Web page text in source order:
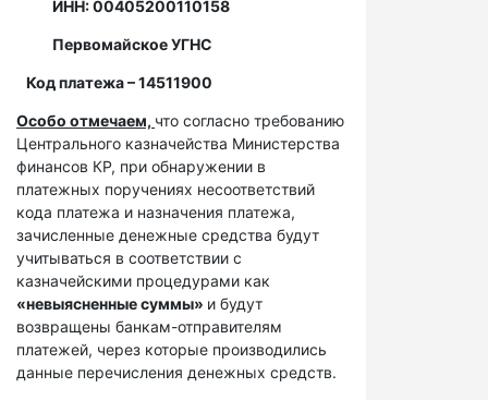
ИНН: 00405200110158
Первомайское УГНС
Код платежа – 14511900
Особо отмечаем, что согласно требованию
Центрального казначейства Министерства
финансов КР, при обнаружении в
платежных поручениях несоответствий
кода платежа и назначения платежа,
зачисленные денежные средства будут
учитываться в соответствии с
казначейскими процедурами как
«невыясненные суммы» и будут
возвращены банкам-отправителям
платежей, через которые производились
данные перечисления денежных средств.